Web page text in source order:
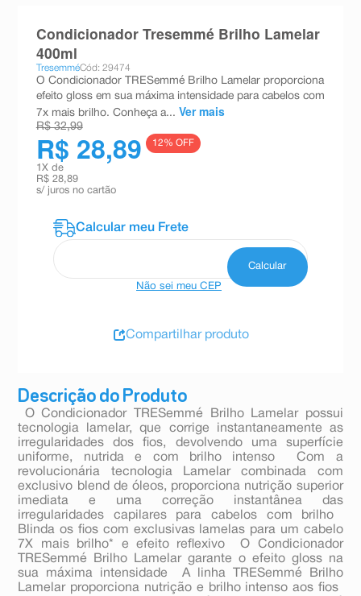
Descrição do Produto
 O Condicionador TRESemmé Brilho Lamelar possui
tecnologia lamelar, que corrige instantaneamente as
irregularidades dos fios, devolvendo uma superfície
uniforme, nutrida e com brilho intenso  Com a
revolucionária tecnologia Lamelar combinada com
exclusivo blend de óleos, proporciona nutrição superior
imediata e uma correção instantânea das
irregularidades capilares para cabelos com brilho 
Blinda os fios com exclusivas lamelas para um cabelo
7X mais brilho* e efeito reflexivo  O Condicionador
TRESemmé Brilho Lamelar garante o efeito gloss na
sua máxima intensidade  A linha TRESemmé Brilho
Lamelar proporciona nutrição e brilho intenso aos fios 
Condicionador Tresemmé Brilho Lamelar
400ml
TresemméCód: 29474
O Condicionador TRESemmé Brilho Lamelar proporciona
efeito gloss em sua máxima intensidade para cabelos com
7x mais brilho. Conheça a... Ver mais
R$ 32,99
R$ 28,89 12% OFF
1 X de
R$ 28,89
s/ juros no cartão
Não sei meu CEP
Compartilhar produto
teste gravidez
ºesmalte